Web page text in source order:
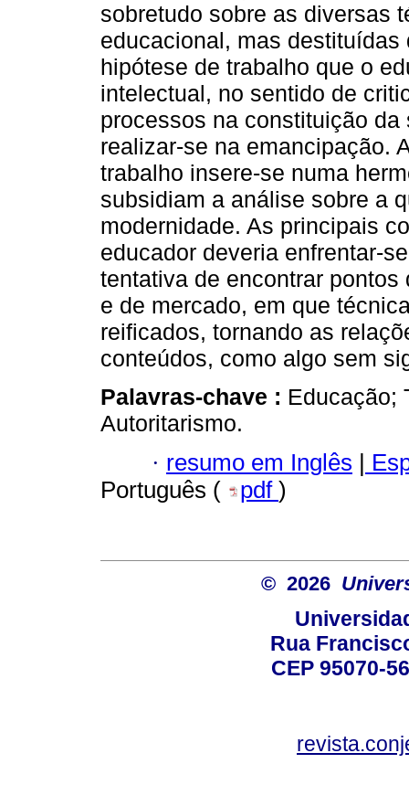
sobretudo sobre as diversas
educacional, mas
hipótese de trabalho que o
intelectual, no sentido de
processos na constituição
realizar-se na emancipação.
trabalho insere-se numa
subsidiam a análise sobre a
modernidade. As principais
educador deveria enfrentar-
tentativa de encontrar
e de mercado, em que
reificados, tornando as
conteúdos, como algo sem
Palavras-chave : Educação;
Autoritarismo.
· resumo em Inglês |
Português (
pdf )
© 2026
Rua
CEP 95070-